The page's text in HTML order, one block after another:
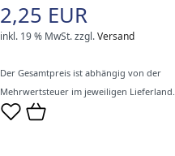
2,25 EUR
inkl. 19 % MwSt.zzgl.Versand
Der Gesamtpreis ist abhängig von der
Mehrwertsteuer im jeweiligen Lieferland.